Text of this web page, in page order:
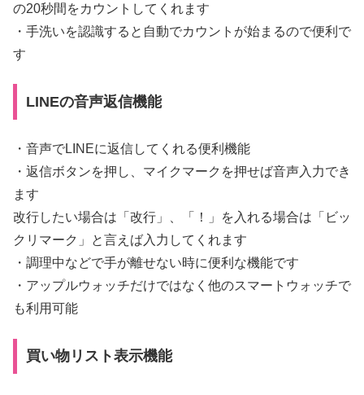
の20秒間をカウントしてくれます
・手洗いを認識すると自動でカウントが始まるので便利で
す
LINEの音声返信機能
・音声でLINEに返信してくれる便利機能
・返信ボタンを押し、マイクマークを押せば音声入力でき
ます
改行したい場合は「改行」、「！」を入れる場合は「ビッ
クリマーク」と言えば入力してくれます
・調理中などで手が離せない時に便利な機能です
・アップルウォッチだけではなく他のスマートウォッチで
も利用可能
買い物リスト表示機能